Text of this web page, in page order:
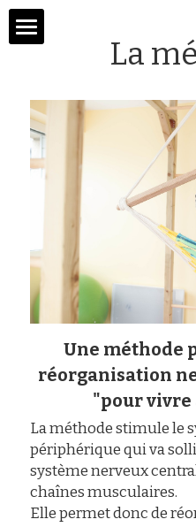
La méthode
Qui suis-je ?
Particuliers
Structures
Témoignages
Mes conférences
Infos évènements
Contact
Liens
Facebook
La
Une méthode
réorganisation
"pour vivre
La méthode stimule le
périphérique qui va
système nerveux
chaînes musculaires.
Elle permet donc de